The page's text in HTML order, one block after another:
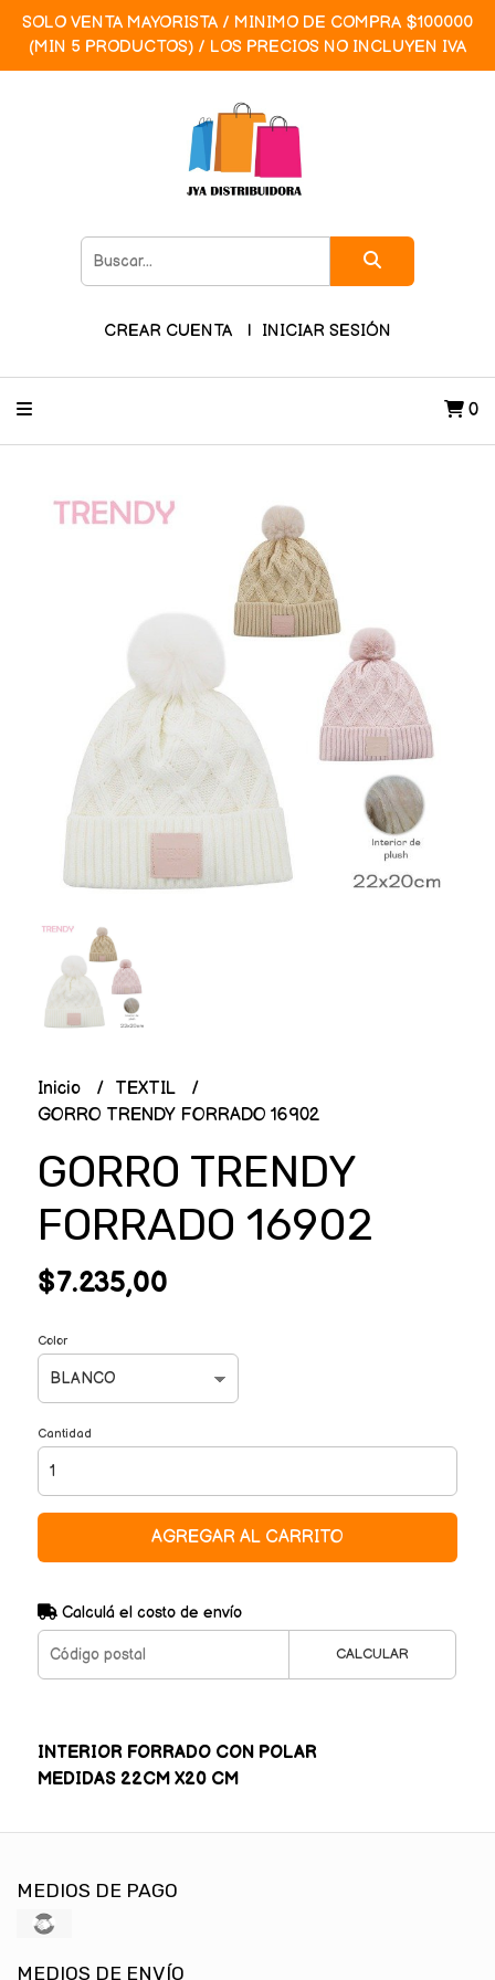
SOLO VENTA MAYORISTA / MINIMO DE COMPRA $100000
(MIN 5 PRODUCTOS) / LOS PRECIOS NO INCLUYEN IVA
CREAR CUENTA INICIAR SESIÓN
0
Inicio
TEXTIL
GORRO TRENDY FORRADO 16902
GORRO TRENDY
FORRADO 16902
$7.235,00
Color
Cantidad
AGREGAR AL CARRITO
Calculá el costo de envío
CALCULAR
INTERIOR FORRADO CON POLAR
MEDIDAS 22CM X20 CM
MEDIOS DE PAGO
MEDIOS DE ENVÍO